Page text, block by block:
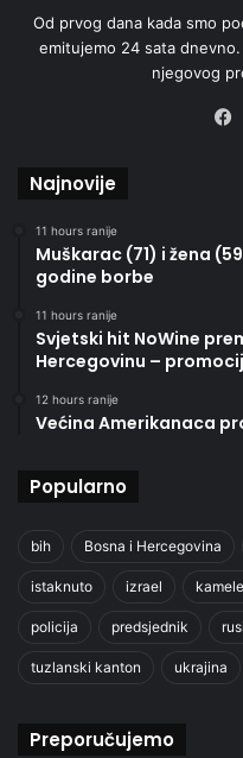
Od prvog dana kada smo
emitujemo 24 sata
njegovog
Najnovije
11 hours ranije
Muškarac (71) i žena
godine borbe
11 hours ranije
Svjetski hit NoWine
Hercegovinu –
12 hours ranije
Većina Amerikanaca
Popularno
bih Bosna i Hercegovina
istaknuto izrael
policija predsjednik
tuzlanski kanton ukrajina
Preporučujemo